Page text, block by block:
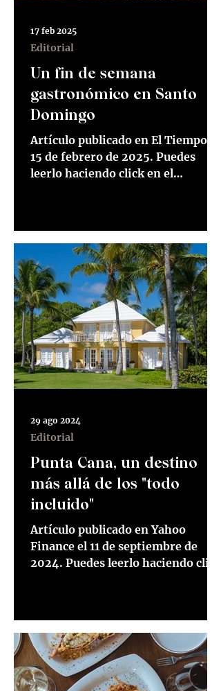
Un fin de semana
gastronómico en Santo
Domingo
Artículo publicado en El Tiempo el
15 de febrero de 2025. Puedes
leerlo haciendo click en el
Editorial
17 feb 2025
Punta Cana, un destino
más allá de los "todo
incluido"
Artículo publicado en Yahoo
Finance el 11 de septiembre de
2024. Puedes leerlo haciendo click
Editorial
29 ago 2024